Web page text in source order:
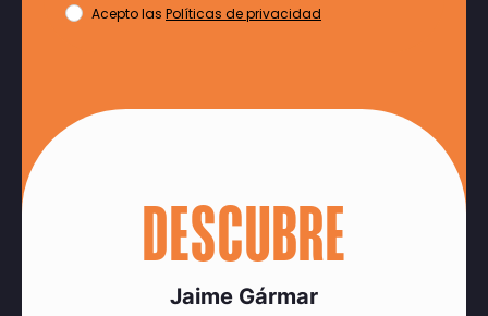
Acepto las Políticas de privacidad
DESCUBRE
Jaime Gármar